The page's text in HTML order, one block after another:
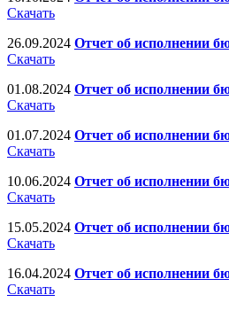
Скачать
26.09.2024 Отчет об исполнении
Скачать
01.08.2024 Отчет об исполнении
Скачать
01.07.2024 Отчет об исполнении
Скачать
10.06.2024 Отчет об исполнении
Скачать
15.05.2024 Отчет об исполнении
Скачать
16.04.2024 Отчет об исполнении
Скачать